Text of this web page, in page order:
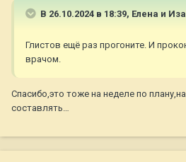
В 26.10.2024 в 18:39, Елена и
Глистов ещё раз прогоните. И
врачом.
Спасибо,это тоже на неделе по
составлять…